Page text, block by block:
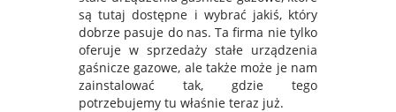
są tutaj dostępne i wybrać jakiś, który
dobrze pasuje do nas. Ta firma nie tylko
oferuje w sprzedaży stałe urządzenia
gaśnicze gazowe, ale także może je nam
zainstalować tak, gdzie tego
potrzebujemy tu właśnie teraz już.